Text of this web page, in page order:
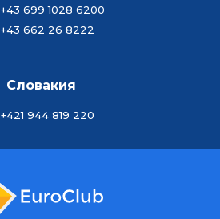
+43 699 1028 6200
+43 662 26 8222
Словакия
+421 944 819 220